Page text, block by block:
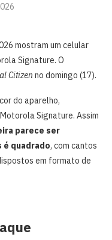
mostram um celular
Signature. O
Citizen no domingo (17).
do aparelho,
Signature. Assim
parece ser
é quadrado, com cantos
em formato de